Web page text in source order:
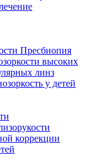
Пресбиопия
высоких
линз
у детей
коррекции